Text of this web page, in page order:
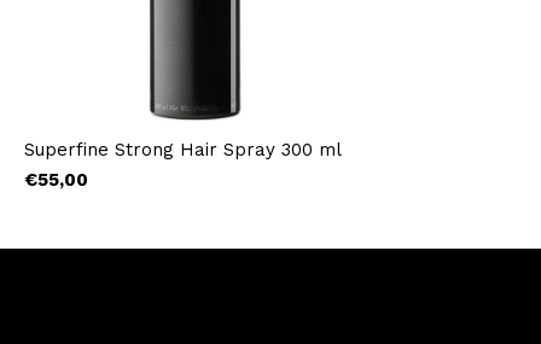
Superfine Strong Hair Spray 300 ml
€55,00